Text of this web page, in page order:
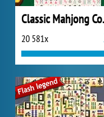
20 581x